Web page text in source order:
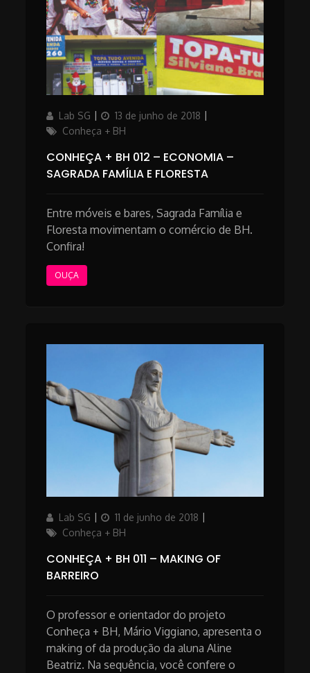
AuthorLab SG
Posted
on
13 de junho de 2018
Conheça + BH
CONHEÇA + BH 012 – ECONOMIA –
SAGRADA FAMÍLIA E FLORESTA
Entre móveis e bares, Sagrada Família e
Floresta movimentam o comércio de BH.
Confira!
OUÇA
AuthorLab SG
Posted
on
11 de junho de 2018
Conheça + BH
CONHEÇA + BH 011 – MAKING OF
BARREIRO
O professor e orientador do projeto
Conheça + BH, Mário Viggiano, apresenta o
making of da produção da aluna Aline
Beatriz. Na sequência, você confere o